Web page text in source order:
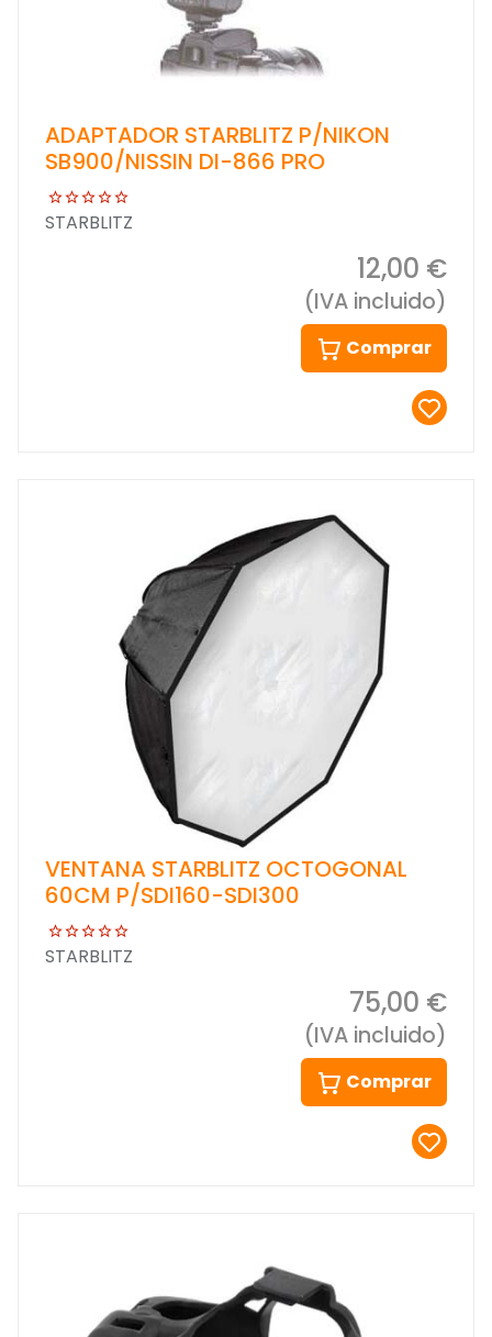
ADAPTADOR STARBLITZ P/NIKON
SB900/NISSIN DI-866 PRO
STARBLITZ
12,00 €
(IVA incluido)
Comprar
VENTANA STARBLITZ OCTOGONAL
60CM P/SDI160-SDI300
STARBLITZ
75,00 €
(IVA incluido)
Comprar